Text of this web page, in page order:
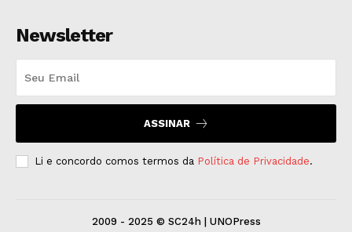
Newsletter
ASSINAR
Li e concordo comos termos da Política de Privacidade.
2009 - 2025 © SC24h | UNOPress